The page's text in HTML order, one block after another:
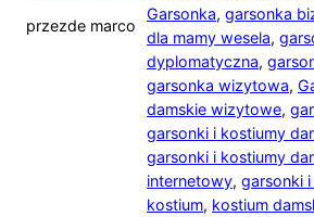
przezde marco
Garsonka, garsonka
dla mamy wesela,
dyplomatyczna,
garsonka wizytowa,
damskie wizytowe,
garsonki i kostiumy
garsonki i kostiumy
internetowy, garsonki
kostium, kostium